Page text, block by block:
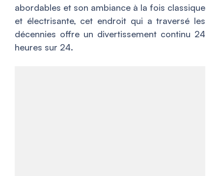
abordables et son ambiance à la fois classique
et électrisante, cet endroit qui a traversé les
décennies offre un divertissement continu 24
heures sur 24.